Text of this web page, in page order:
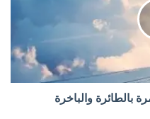
بالطائرة والباخرة